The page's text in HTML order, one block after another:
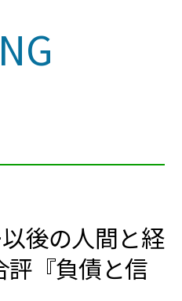
後の人間と経
『負債と信